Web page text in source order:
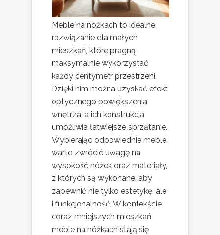
Meble na nóżkach to idealne
rozwiązanie dla małych
mieszkań, które pragną
maksymalnie wykorzystać
każdy centymetr przestrzeni.
Dzięki nim można uzyskać efekt
optycznego powiększenia
wnętrza, a ich konstrukcja
umożliwia łatwiejsze sprzątanie.
Wybierając odpowiednie meble,
warto zwrócić uwagę na
wysokość nóżek oraz materiały,
z których są wykonane, aby
zapewnić nie tylko estetykę, ale
i funkcjonalność. W kontekście
coraz mniejszych mieszkań,
meble na nóżkach stają się